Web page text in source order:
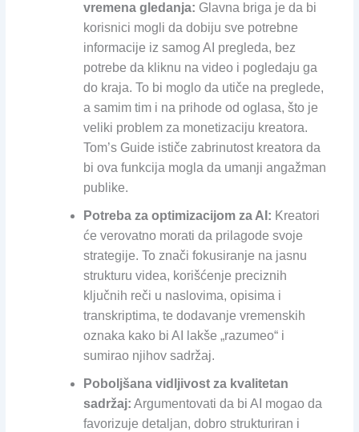
vremena gledanja: Glavna briga je da bi
korisnici mogli da dobiju sve potrebne
informacije iz samog AI pregleda, bez
potrebe da kliknu na video i pogledaju ga
do kraja. To bi moglo da utiče na preglede,
a samim tim i na prihode od oglasa, što je
veliki problem za monetizaciju kreatora.
Tom’s Guide ističe zabrinutost kreatora da
bi ova funkcija mogla da umanji angažman
publike.
Potreba za optimizacijom za AI: Kreatori
će verovatno morati da prilagode svoje
strategije. To znači fokusiranje na jasnu
strukturu videa, korišćenje preciznih
ključnih reči u naslovima, opisima i
transkriptima, te dodavanje vremenskih
oznaka kako bi AI lakše „razumeo“ i
sumirao njihov sadržaj.
Poboljšana vidljivost za kvalitetan
sadržaj: Argumentovati da bi AI mogao da
favorizuje detaljan, dobro strukturiran i